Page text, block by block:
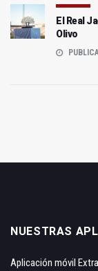
El Real
Olivo
NUESTRAS
Aplicación móvil